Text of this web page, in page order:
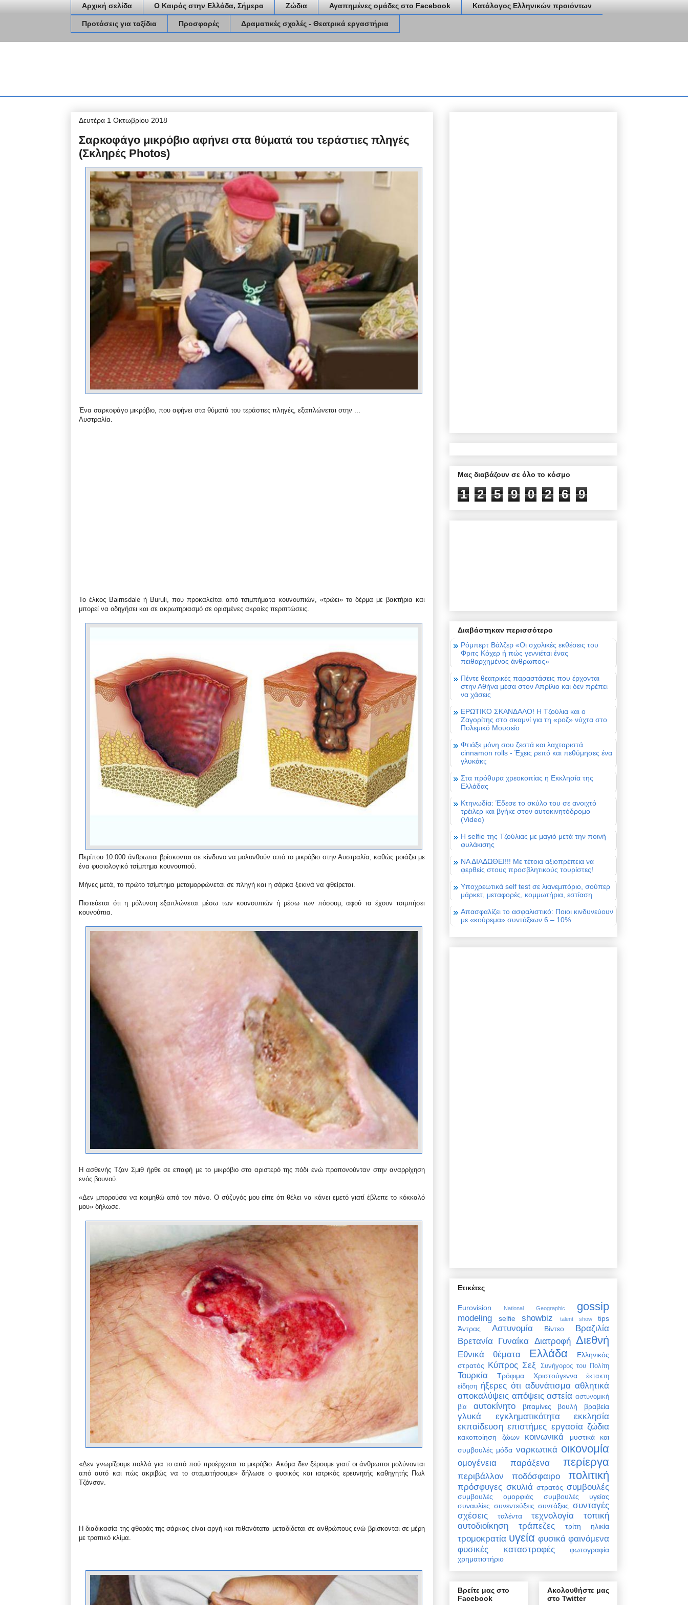
Αρχική σελίδα Ο Καιρός στην Ελλάδα, Σήμερα Ζώδια Αγαπημένες ομάδες στο Facebook Κατάλογος Ελληνικών προιόντων
Προτάσεις για ταξίδια Προσφορές Δραματικές σχολές - Θεατρικά εργαστήρια
Δευτέρα 1 Οκτωβρίου 2018
Σαρκοφάγο μικρόβιο αφήνει στα θύματά του τεράστιες πληγές
(Σκληρές Photos)
Ένα σαρκοφάγο μικρόβιο, που αφήνει στα θύματά του τεράστιες πληγές, εξαπλώνεται στην ...
Αυστραλία.
Το έλκος Bairnsdale ή Buruli, που προκαλείται από τσιμπήματα κουνουπιών, «τρώει» το δέρμα με βακτήρια και
μπορεί να οδηγήσει και σε ακρωτηριασμό σε ορισμένες ακραίες περιπτώσεις.
Περίπου 10.000 άνθρωποι βρίσκονται σε κίνδυνο να μολυνθούν από το μικρόβιο στην Αυστραλία, καθώς μοιάζει με
ένα φυσιολογικό τσίμπημα κουνουπιού.
Μήνες μετά, το πρώτο τσίμπημα μεταμορφώνεται σε πληγή και η σάρκα ξεκινά να φθείρεται.
Πιστεύεται ότι η μόλυνση εξαπλώνεται μέσω των κουνουπιών ή μέσω των πόσουμ, αφού τα έχουν τσιμπήσει
κουνούπια.
Η ασθενής Τζαν Σμιθ ήρθε σε επαφή με το μικρόβιο στο αριστερό της πόδι ενώ προπονούνταν στην αναρρίχηση
ενός βουνού.
«Δεν μπορούσα να κοιμηθώ από τον πόνο. Ο σύζυγός μου είπε ότι θέλει να κάνει εμετό γιατί έβλεπε το κόκκαλό
μου» δήλωσε.
«Δεν γνωρίζουμε πολλά για το από πού προέρχεται το μικρόβιο. Ακόμα δεν ξέρουμε γιατί οι άνθρωποι μολύνονται
από αυτό και πώς ακριβώς να το σταματήσουμε» δήλωσε ο φυσικός και ιατρικός ερευνητής καθηγητής Πωλ
Τζόνσον.
Η διαδικασία της φθοράς της σάρκας είναι αργή και πιθανότατα μεταδίδεται σε ανθρώπους ενώ βρίσκονται σε μέρη
με τροπικό κλίμα.
Μας διαβάζουν σε όλο το κόσμο
1 2 5 9 0 2 7 0
Διαβάστηκαν περισσότερο
Ρόμπερτ Βάλζερ «Οι σχολικές εκθέσεις του
Φριτς Κόχερ ή πώς γεννιέται ένας
πειθαρχημένος άνθρωπος»
Πέντε θεατρικές παραστάσεις που έρχονται
στην Αθήνα μέσα στον Απρίλιο και δεν πρέπει
να χάσεις
ΕΡΩΤΙΚΟ ΣΚΑΝΔΑΛΟ! Η Τζούλια και ο
Ζαγορίτης στο σκαμνί για τη «ροζ» νύχτα στο
Πολεμικό Μουσείο
Φτιάξε μόνη σου ζεστά και λαχταριστά
cinnamon rolls - Έχεις ρεπό και πεθύμησες ένα
γλυκάκι;
Στα πρόθυρα χρεοκοπίας η Εκκλησία της
Ελλάδας
Κτηνωδία: Έδεσε το σκύλο του σε ανοιχτό
τρέιλερ και βγήκε στον αυτοκινητόδρομο
(Video)
Η selfie της Τζούλιας με μαγιό μετά την ποινή
φυλάκισης
ΝΑ ΔΙΑΔΩΘΕΙ!!! Με τέτοια αξιοπρέπεια να
φερθείς στους προσβλητικούς τουρίστες!
Υποχρεωτικά self test σε λιανεμπόριο, σούπερ
μάρκετ, μεταφορές, κομμωτήρια, εστίαση
Απασφαλίζει το ασφαλιστικό: Ποιοι κινδυνεύουν
με «κούρεμα» συντάξεων 6 – 10%
Ετικέτες
Eurovision National Geographic gossip
modeling selfie showbiz talent show
tips
Άντρας
Αστυνομία Βίντεο
Βραζιλία
Βρετανία Γυναίκα Διατροφή Διεθνή
Εθνικά θέματα Ελλάδα
Ελληνικός
στρατός Κύπρος Σεξ Συνήγορος του Πολίτη
Τουρκία Τρόφιμα Χριστούγεννα
έκτακτη
είδηση ήξερες ότι αδυνάτισμα αθλητικά
αποκαλύψεις απόψεις αστεία αστυνομική
βία
αυτοκίνητο βιταμίνες βουλή βραβεία
γλυκά εγκληματικότητα
εκκλησία
εκπαίδευση επιστήμες εργασία ζώδια
κακοποίηση ζώων κοινωνικά
μυστικά και
συμβουλές μόδα ναρκωτικά οικονομία
ομογένεια παράξενα περίεργα
περιβάλλον ποδόσφαιρο πολιτική
πρόσφυγες σκυλιά στρατός συμβουλές
συμβουλές ομορφιάς
συμβουλές υγείας
συναυλίες συνεντεύξεις συντάξεις συνταγές
σχέσεις
ταλέντα τεχνολογία
τοπική
αυτοδιοίκηση
τράπεζες τρίτη ηλικία
τρομοκρατία υγεία φυσικά φαινόμενα
φυσικές καταστροφές
φωτογραφία
χρηματιστήριο
Βρείτε μας στο
Facebook
Ακολουθήστε μας
στο Twitter